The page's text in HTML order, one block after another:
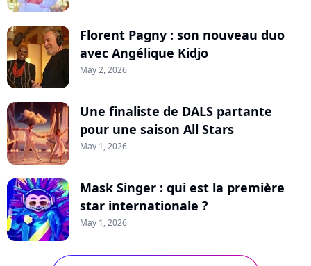
Florent Pagny : son nouveau duo
avec Angélique Kidjo
May 2, 2026
Une finaliste de DALS partante
pour une saison All Stars
May 1, 2026
Mask Singer : qui est la première
star internationale ?
May 1, 2026